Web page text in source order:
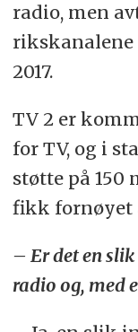
radio, men
rikskanalene
2017.
TV 2 er
for TV, og i
støtte på 150
fikk fornøyet
– Er det en
radio og, med